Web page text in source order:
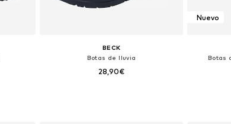
BECK
Botas de lluvia
28,90€
Nuevo
Botas